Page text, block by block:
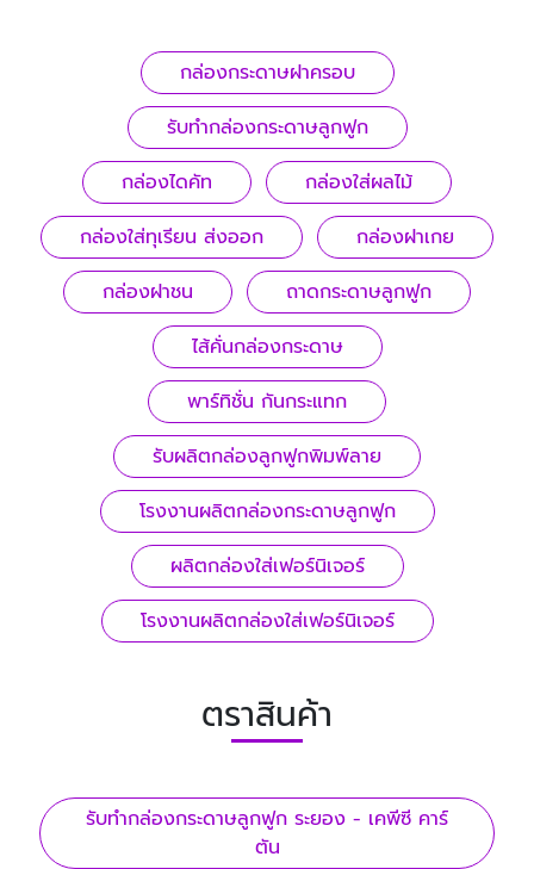
กล่องกระดาษฝาครอบ
รับทํากล่องกระดาษลูกฟูก
กล่องไดคัท
กล่องใส่ผลไม้
กล่องใส่ทุเรียน ส่งออก
กล่องฝาเกย
กล่องฝาชน
ถาดกระดาษลูกฟูก
ไส้คั่นกล่องกระดาษ
พาร์ทิชั่น กันกระแทก
รับผลิตกล่องลูกฟูกพิมพ์ลาย
โรงงานผลิตกล่องกระดาษลูกฟูก
ผลิตกล่องใส่เฟอร์นิเจอร์
โรงงานผลิตกล่องใส่เฟอร์นิเจอร์
ตราสินค้า
รับทํากล่องกระดาษลูกฟูก ระยอง - เคพีซี คาร์
ตัน